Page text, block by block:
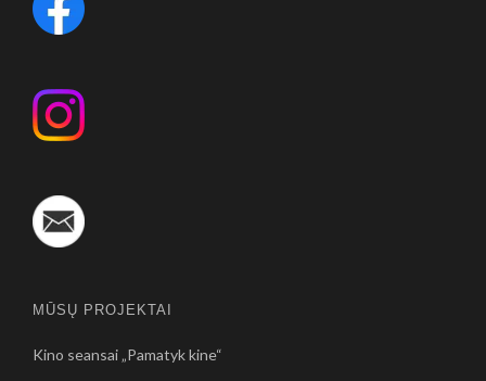
MŪSŲ PROJEKTAI
Kino seansai „Pamatyk kine“